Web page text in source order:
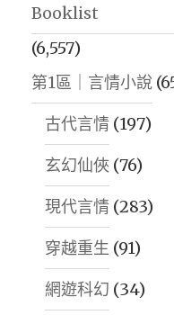
Booklist
(6,557)
第1區｜言情小說
古代言情 (197)
玄幻仙俠 (76)
現代言情 (283)
穿越重生 (91)
網遊科幻 (34)